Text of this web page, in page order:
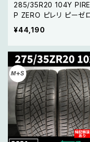
285/35R20 104Y
P ZERO ピレリ ピーゼ
【22年製 MO-S承認タイ
】2本セット
¥44,190